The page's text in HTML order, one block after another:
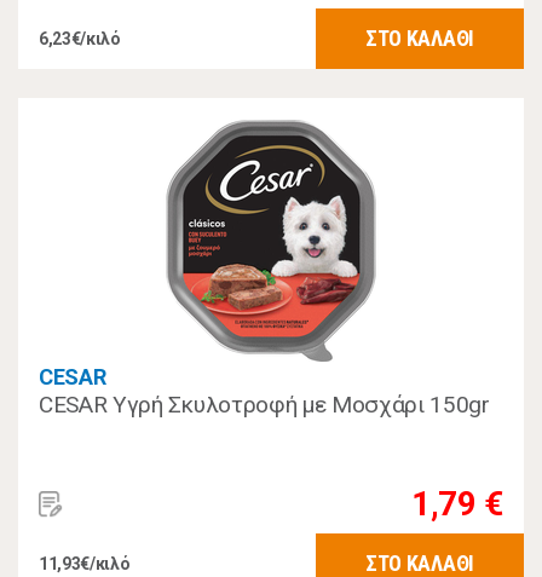
6,23€/κιλό ΣΤΟ ΚΑΛΑΘΙ
CESAR
CESAR Υγρή Σκυλοτροφή με Μοσχάρι 150gr
1,79 €
11,93€/κιλό ΣΤΟ ΚΑΛΑΘΙ